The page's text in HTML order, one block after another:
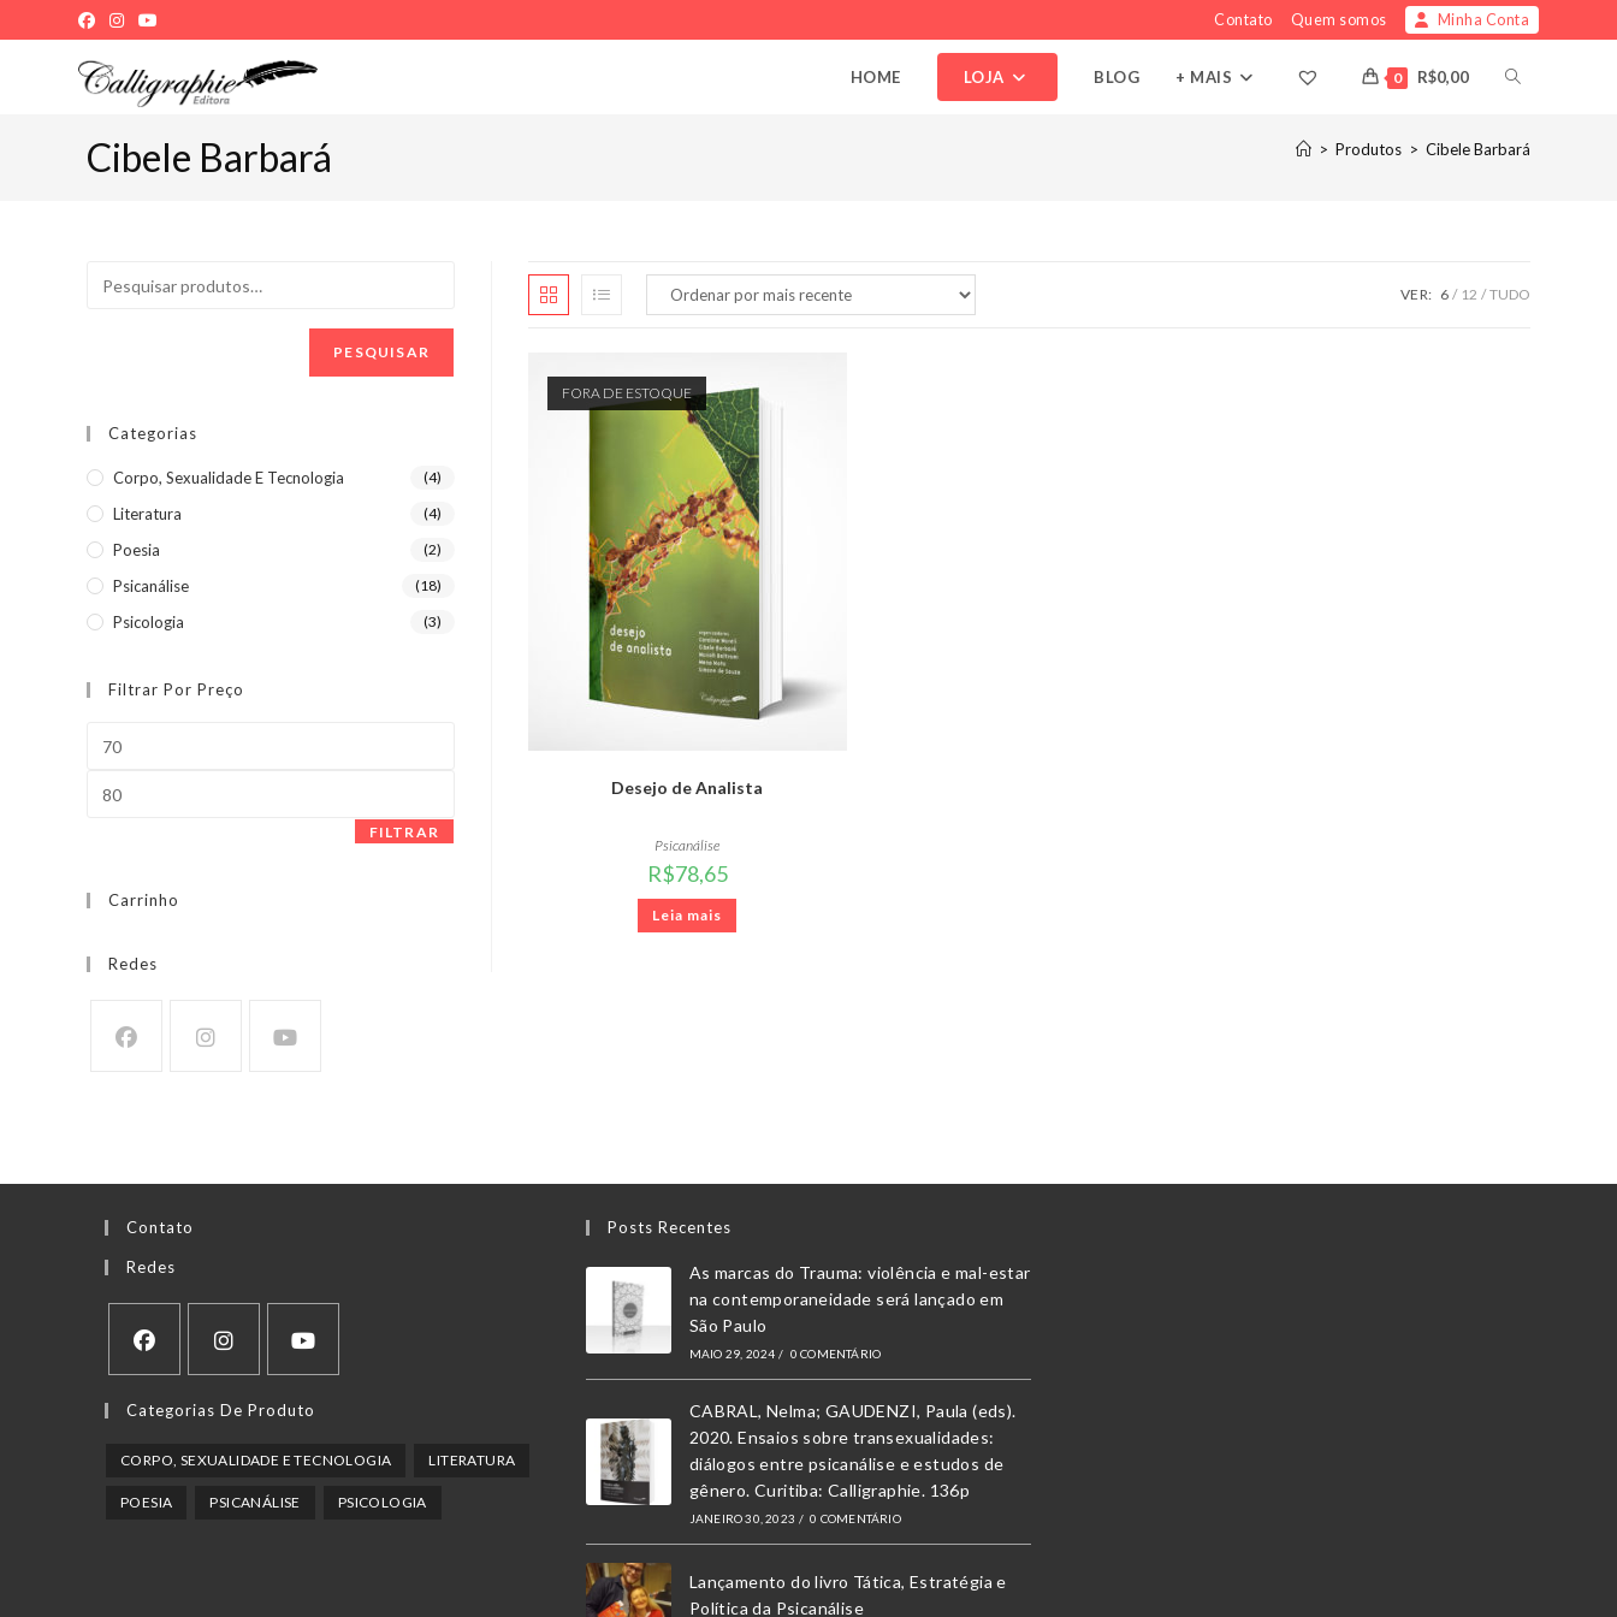
para
Contato Quem somos Minha Conta
HOME LOJA BLOG + MAIS 0 R$0,00 ALTERNAR
PESQUISA
SITE
Cibele Barbará > Produtos > Cibele Barbará
VER: 6 12 TUDO
FORA DE ESTOQUE
Desejo de Analista
Psicanálise
R$78,65
Leia mais
PESQUISAR
Categorias
Corpo, Sexualidade E Tecnologia (4)
Literatura (4)
Poesia (2)
Psicanálise (18)
Psicologia (3)
Filtrar Por Preço
mínimo
máximo
FILTRAR
Carrinho
Redes
Contato
Redes
em
aba
em
aba
em
aba
Categorias De Produto
CORPO, SEXUALIDADE E TECNOLOGIA LITERATURA
POESIA PSICANÁLISE PSICOLOGIA
Posts Recentes
As marcas do Trauma: violência e mal-estar
na contemporaneidade será lançado em
São Paulo
MAIO 29, 2024 / 0 COMENTÁRIO
CABRAL, Nelma; GAUDENZI, Paula (eds).
2020. Ensaios sobre transexualidades:
diálogos entre psicanálise e estudos de
gênero. Curitiba: Calligraphie. 136p
JANEIRO 30, 2023 / 0 COMENTÁRIO
Lançamento do livro Tática, Estratégia e
Política da Psicanálise